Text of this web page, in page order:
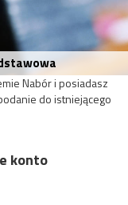
Nabór i posiadasz
do istniejącego
konto